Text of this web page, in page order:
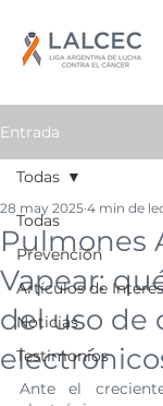
Entrada
Todas
Prevención
Artículos de Interés
Noticias
Testimonios
Todas
Pulmones
Vapear:
del uso de
28 may 2025 4 min de
Ante el